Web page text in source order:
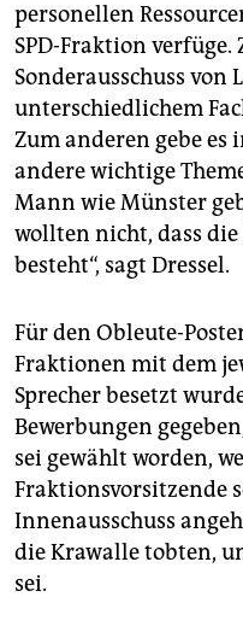
personellen
SPD-Fraktion
Sonderausschuss von
unterschiedlichem
Zum anderen gebe
andere wichtige
Mann wie Münster
wollten nicht, dass
besteht“, sagt Dressel.
Für den Obleute-
Fraktionen mit dem
Sprecher besetzt
Bewerbungen
sei gewählt worden,
Fraktionsvorsitzende
Innenausschuss
die Krawalle tobten,
sei.